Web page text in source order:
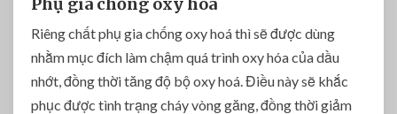
Riêng chất phụ gia chống oxy hoá thì sẽ được dùng
nhằm mục đích làm chậm quá trình oxy hóa của dầu
nhớt, đồng thời tăng độ bộ oxy hoá. Điều này sẽ khắc
phục được tình trạng cháy vòng găng, đồng thời giảm